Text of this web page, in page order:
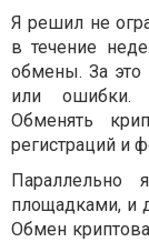
Я решил не
в течение
обмены. За это
или ошибки.
Обменять
регистраций и
Параллельно
площадками, и
Обмен